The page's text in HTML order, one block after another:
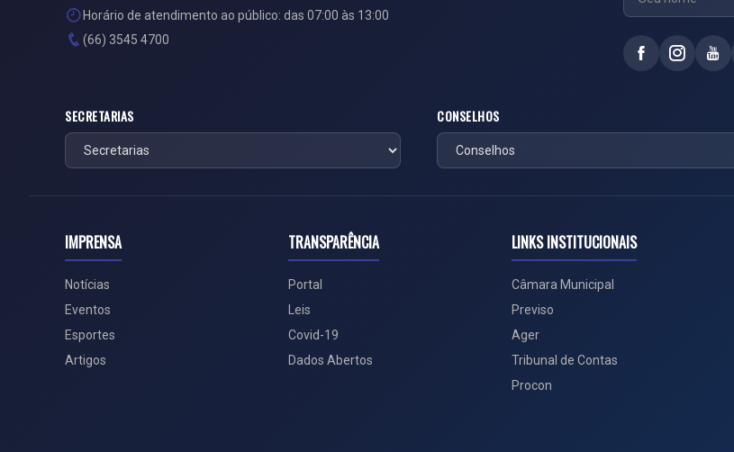
Horário de atendimento ao público: das 07:00 às 13:00
(66) 3545 4700
SECRETARIAS CONSELHOS
IMPRENSA
Notícias
Eventos
Esportes
Artigos
TRANSPARÊNCIA
Portal
Leis
Covid-19
Dados Abertos
LINKS INSTITUCIONAIS
Câmara Municipal
Previso
Ager
Tribunal de Contas
Procon